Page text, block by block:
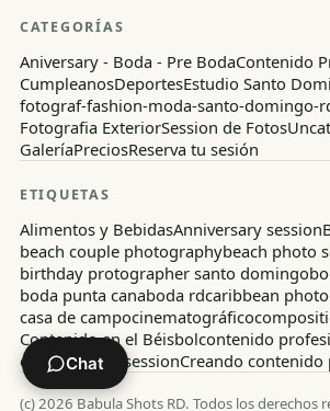
CATEGORÍAS
Aniversary - Boda - Pre BodaContenido
CumpleanosDeportesEstudio Santo
fotograf-fashion-moda-santo-domingo-
Fotografia ExteriorSession de Fotos
GaleríaPreciosReserva tu sesión
ETIQUETAS
Alimentos y BebidasAnniversary session
beach couple photographybeach photo
birthday protographer santo domingo
boda punta canaboda rdcaribbean
casa de campocinematográfico
Contenido en el Béisbolcontenido
couple photo sessionCreando contenido
(c)2026 Babula Shots RD. Todos los derechos
Chat